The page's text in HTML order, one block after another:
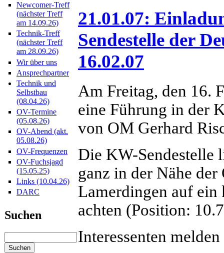
Newcomer-Treff
(nächster Treff
am 14.09.26)
Technik-Treff
(nächster Treff
am 28.09.26)
Wir über uns
Ansprechpartner
Technik und
Selbstbau
(08.04.26)
OV-Termine
(05.08.26)
OV-Abend (akt.
05.08.26)
OV-Frequenzen
OV-Fuchsjagd
(15.05.25)
Links (10.04.26)
DARC
Suchen
21.01.07:
Sendestelle der
16.02.07
Am Freitag, den 16.
eine Führung in der
von OM Gerhard
Die KW-Sendestelle
ganz in der Nähe
Lamerdingen auf ein
achten (Position:
Interessenten